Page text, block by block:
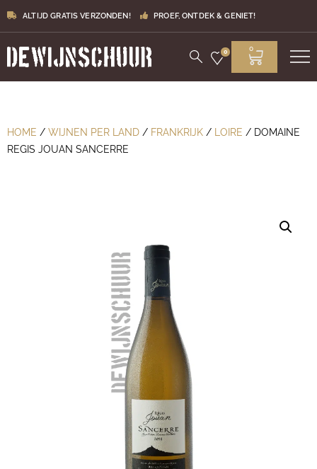
ALTIJD GRATIS VERZONDEN! PROEF, ONTDEK & GENIET!
0 0
HOME / WIJNEN PER LAND / FRANKRIJK / LOIRE / DOMAINE
REGIS JOUAN SANCERRE